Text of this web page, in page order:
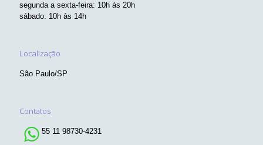
segunda a sexta-feira: 10h às 20h
sábado: 10h às 14h
Localização
São Paulo/SP
Contatos
55 11 98730-4231